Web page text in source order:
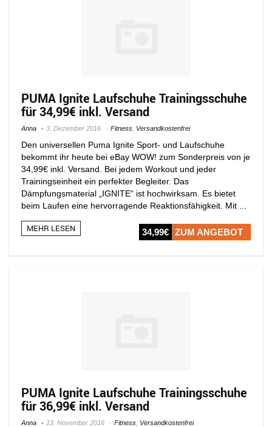
PUMA Ignite Laufschuhe Trainingsschuhe
für 34,99€ inkl. Versand
Anna 3. Dezember 2016 Fitness Versandkostenfrei
Den universellen Puma Ignite Sport- und Laufschuhe
bekommt ihr heute bei eBay WOW! zum Sonderpreis von je
34,99€ inkl. Versand. Bei jedem Workout und jeder
Trainingseinheit ein perfekter Begleiter. Das
Dämpfungsmaterial „IGNITE“ ist hochwirksam. Es bietet
beim Laufen eine hervorragende Reaktionsfähigkeit. Mit ...
MEHR LESEN 34,99€ ZUM ANGEBOT
PUMA Ignite Laufschuhe Trainingsschuhe
für 36,99€ inkl. Versand
Anna 13. November 2016 Fitness Versandkostenfrei